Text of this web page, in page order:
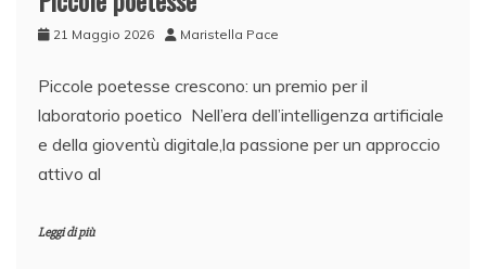
21 Maggio 2026 Maristella Pace
Piccole poetesse crescono: un premio per il
laboratorio poetico Nell’era dell’intelligenza artificiale
e della gioventù digitale,la passione per un approccio
attivo al
Leggi di più